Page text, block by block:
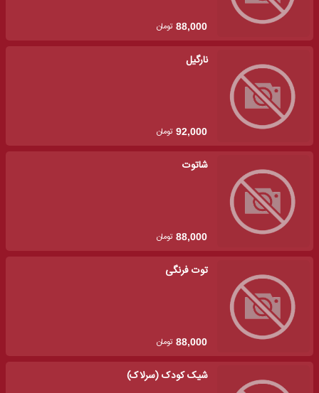
88,000 تومان
نارگیل
92,000 تومان
شاتوت
88,000 تومان
توت فرنگی
88,000 تومان
شیک کودک (سرلاک)